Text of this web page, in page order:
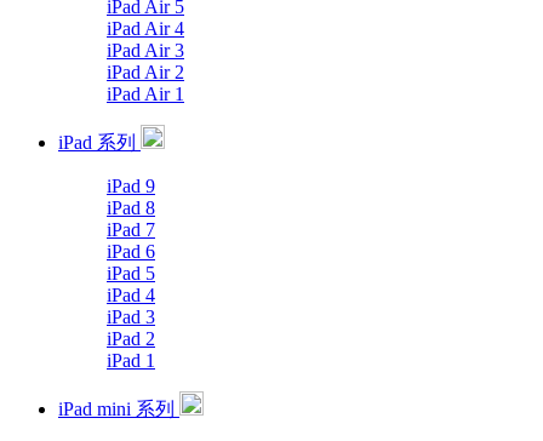
iPad Air 5
iPad Air 4
iPad Air 3
iPad Air 2
iPad Air 1
iPad 系列
iPad 9
iPad 8
iPad 7
iPad 6
iPad 5
iPad 4
iPad 3
iPad 2
iPad 1
iPad mini 系列